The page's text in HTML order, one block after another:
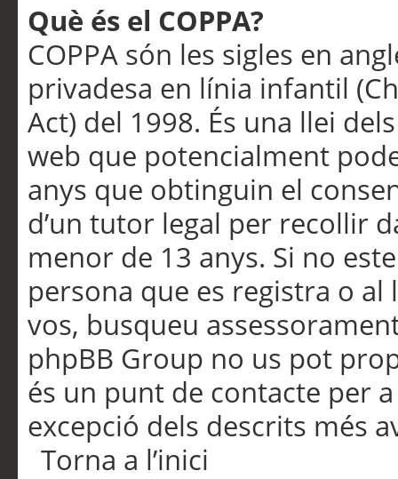
Què és el COPPA?
COPPA són les sigles en
privadesa en línia infantil
Act) del 1998. És una llei
web que potencialment
anys que obtinguin el
d’un tutor legal per recollir
menor de 13 anys. Si no
persona que es registra o
vos, busqueu
phpBB Group no us pot
és un punt de contacte per
excepció dels descrits més
Torna a l’inici